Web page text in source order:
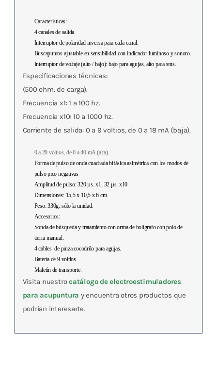
Características:
4 canales de salida.
Interruptor de polaridad inversa para cada canal.
Buscapuntos ajustable en sensibilidad con indicador luminoso y sonoro.
Interruptor de voltaje (alto / bajo): bajo para agujas, alto para tens.
Especificaciones técnicas:
(500 ohm. de carga).
Frecuencia x1: 1 a 100 hz.
Frecuencia x10: 10 a 1000 hz.
Corriente de salida: 0 a 9 voltios, de 0 a 18 mA (baja).
0 a20 voltios, de 0 a 40 mA (alta).
Forma de pulso de onda cuadrada bifásica asimétrica con los modos de
pulso pico negativas
Amplitud de pulso: 320 µs. x1, 32 µs. x10.
Dimensiones: 15,5 x 10,5 x 6 cm.
Peso: 330g. sólo la unidad.
Accesorios:
Sonda de búsqueda y tratamiento con orma de bolígrafo con polo de
tierra manual.
4 cables de pinza cocodrilo para agujas.
Batería de 9 voltios.
Maletín de transporte.
Visita nuestrocatálogo de electroestimuladores
para acupuntura y encuentra otros productos que
podrían interesarte.